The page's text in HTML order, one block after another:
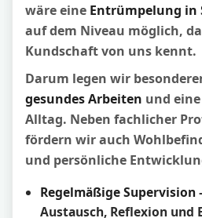
wäre eine Entrümpelung in
auf dem Niveau möglich,
Kundschaft von uns kennt.
Darum legen wir
gesundes Arbeiten und
Alltag. Neben fachlicher
fördern wir auch
und persönliche
Regelmäßige Supervision
Austausch, Reflexion und